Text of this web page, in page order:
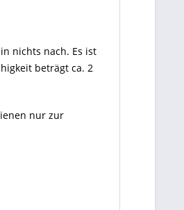
nichts nach. Es ist
beträgt ca. 2
nur zur